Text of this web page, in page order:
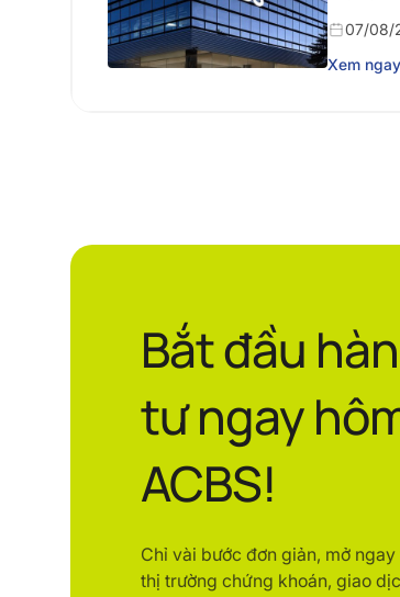
07/08/
Xem ngay
Bắt đầu
tư ngay
ACBS!
Chỉ vài bước đơn giản, mở
thị trường chứng khoán, giao